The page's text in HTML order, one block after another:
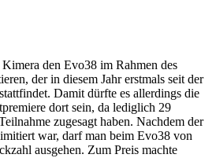
den Evo38 im Rahmen des
der in diesem Jahr erstmals seit der
Damit dürfte es allerdings die
dort sein, da lediglich 29
zugesagt haben. Nachdem der
war, darf man beim Evo38 von
ausgehen. Zum Preis machte